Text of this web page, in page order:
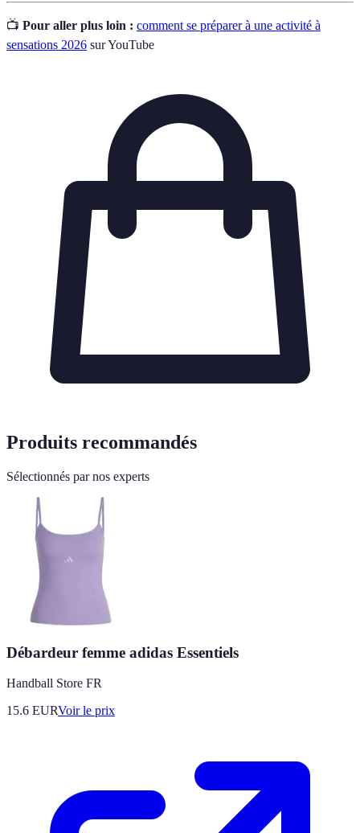
📺 Pour aller plus loin : comment se préparer à une activité à
sensations 2026 sur YouTube
Produits recommandés
Sélectionnés par nos experts
Débardeur femme adidas Essentiels
Handball Store FR
15.6 EURVoir le prix